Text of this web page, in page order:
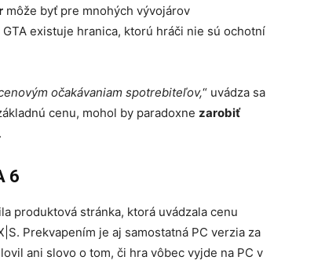
môže byť pre mnohých vývojárov
existuje hranica, ktorú hráči nie sú ochotní
očakávaniam spotrebiteľov,“ uvádza sa
cenu, mohol by paradoxne zarobiť
6
produktová stránka, ktorá uvádzala cenu
Prekvapením je aj samostatná PC verzia za
ani slovo o tom, či hra vôbec vyjde na PC v